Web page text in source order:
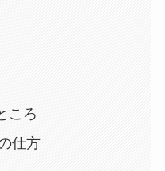
ころ
仕方